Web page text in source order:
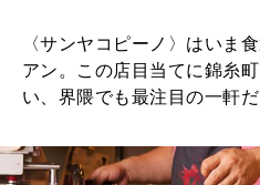
〈サンヤコピーノ〉はいま
アン。この店目当てに錦糸
い、界隈でも最注目の一軒だ